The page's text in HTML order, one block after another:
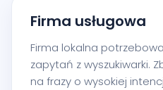
Firma usługowa
Firma lokalna
zapytań z wyszukiwarki.
na frazy o wysokiej